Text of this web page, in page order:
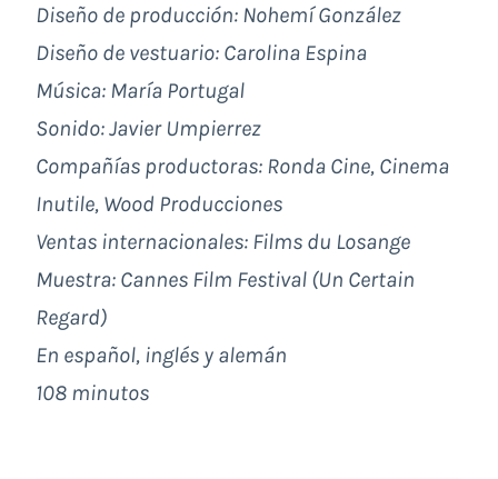
Diseño de producción: Nohemí González
Diseño de vestuario: Carolina Espina
Música: María Portugal
Sonido: Javier Umpierrez
Compañías productoras: Ronda Cine, Cinema
Inutile, Wood Producciones
Ventas internacionales: Films du Losange
Muestra: Cannes Film Festival (Un Certain
Regard)
En español, inglés y alemán
108 minutos